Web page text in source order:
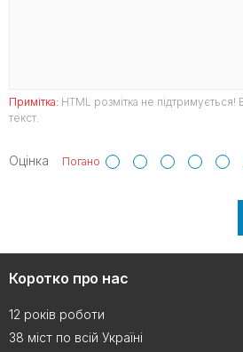
Примітка: HTML розмітка не
текст.
Оцінка Погано
Коротко про нас
12 років роботи
38 міст по всій Україні